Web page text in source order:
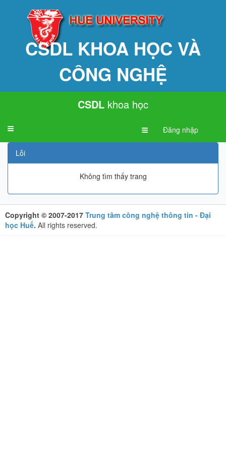
CSDL KHOA HỌC VÀ
CÔNG NGHỆ
CSDL khoa học
Toggle
Đăng nhập
Lỗi
Không tìm thấy trang
Copyright © 2007-2017 Trung tâm công nghệ thông tin - Đại
học Huế. All rights reserved.